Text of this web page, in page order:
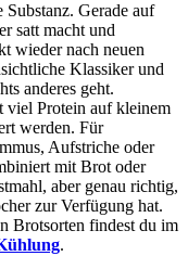
Gerade auf
satt macht und
wieder nach neuen
Klassiker und
anderes geht.
Protein auf kleinem
werden. Für
Aufstriche oder
mit Brot oder
aber genau richtig,
zur Verfügung hat.
Brotsorten findest du im
.